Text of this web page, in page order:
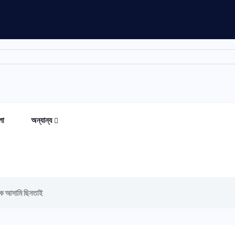
অন্যান্য
আসামি ছিনতাই